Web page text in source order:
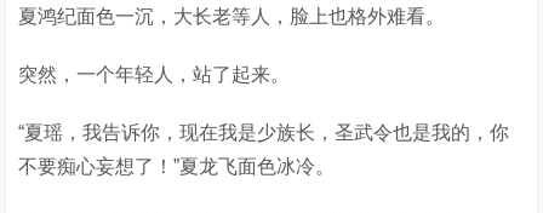
夏鸿纪面色一沉，大长老等人，脸上也格外难看。
突然，一个年轻人，站了起来。
“夏瑶，我告诉你，现在我是少族长，圣武令也是我的，你
不要痴心妄想了！”夏龙飞面色冰冷。